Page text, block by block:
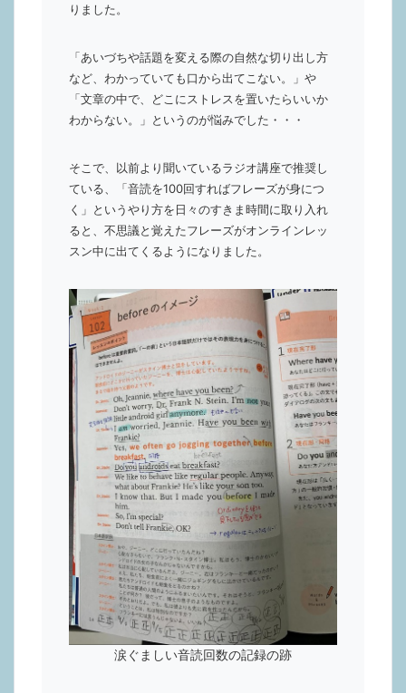
りました。
「あいづちや話題を変える際の自然な切り出し方
など、わかっていても口から出てこない。」や
「文章の中で、どこにストレスを置いたらいいか
わからない。」というのが悩みでした・・・
そこで、以前より聞いているラジオ講座で推奨し
ている、「音読を100回すればフレーズが身につ
く」というやり方を日々のすきま時間に取り入れ
ると、不思議と覚えたフレーズがオンラインレッ
スン中に出てくるようになりました。
涙ぐましい音読回数の記録の跡